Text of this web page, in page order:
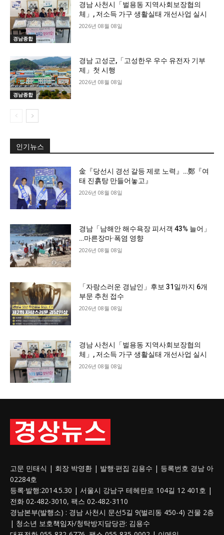
경남종합
경남 사천시「벌용동 지역사회보장협의
체」, 저소득 가구 생활실태 개선사업 실시
2026년 08월 08일
경남종합
경남 고성군,「고성한우 우수 유전자 기부
제」첫 시행
2026년 08월 08일
인기뉴스
金『당선시 경선 갈등 제로 노력』…鄭『여
태 진흙탕 만들어놓고』
2026년 08월 08일
경남「남해안 해수욕장 피서객 43% 늘어」
…마른장마·폭염 영향
2026년 08월 08일
「자랑스러운 경남인」후보 31일까지 6개
부문 추천 접수
2026년 08월 08일
경남 사천시「벌용동 지역사회보장협의
체」, 저소득 가구 생활실태 개선사업 실시
2026년 08월 08일
고문 민태식 | 회장 박영환 | 발행·편집 김용수 | 등록번호 경남 아
02284호
등록·발행:2014.5.30 | 서울시 강남구 테헤란로 104길 12 401호 |
전화 02-482-3010, 팩스 02-482-3110
경남본부(발행소) : 경남 사천시 문선5길 9(벌리동 450-4) 건물 2층
| 청소년 보호책임자/청탁방지담당관: 김용수